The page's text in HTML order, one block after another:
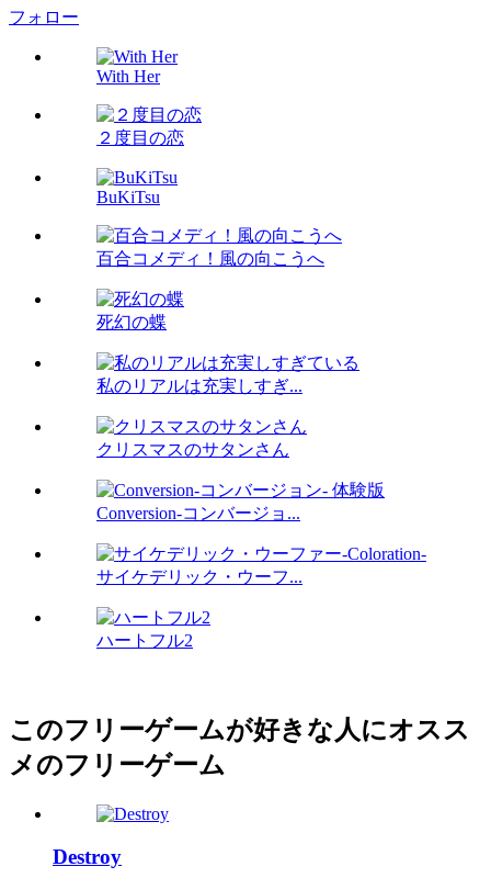
フォロー
With Her
２度目の恋
BuKiTsu
百合コメディ！風の向こうへ
死幻の蝶
私のリアルは充実しすぎ...
クリスマスのサタンさん
Conversion-コンバージョ...
サイケデリック・ウーフ...
ハートフル2
このフリーゲームが好きな人にオスス
メのフリーゲーム
Destroy